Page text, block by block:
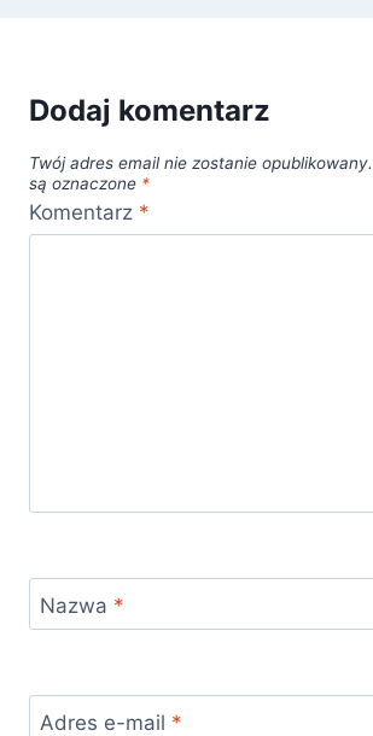
Dodaj komentarz
Twój adres email nie zostanie opublikowany.
są oznaczone *
Komentarz *
Nazwa *
Adres e-mail *